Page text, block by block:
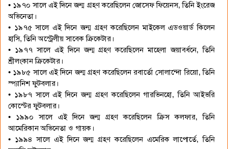
• ১৯৭০ সালে এই দিনে জন্ম গ্রহণ করেছিলেন জোসেফ ফিয়েনস, তিনি ইংরেজ
অভিনেতা।
• ১৯৭৫ সালে এই দিনে জন্ম গ্রহণ করেছিলেন মাইকেল এডওয়ার্ড কিলেন
হাসি, তিনি অস্ট্রেলীয় সাবেক ক্রিকেটার।
• ১৯৭৭ সালে এই দিনে জন্ম গ্রহণ করেছিলেন মাহেলা জয়াবর্ধনে, তিনি
শ্রীলংকান ক্রিকেটার।
• ১৯৮৫ সালে এই দিনে জন্ম গ্রহণ করেছিলেন রবার্তো সোলান্দো রিয়ো, তিনি
স্প্যানিশ ফুটবলার।
• ১৯৮৭ সালে এই দিনে জন্ম গ্রহণ করেছিলেন গারভিনহো, তিনি আইভরি
কোস্টের ফুটবলার।
• ১৯৯০ সালে এই দিনে জন্ম গ্রহণ করেছিলেন ক্রিস কলফার, তিনি
আমেরিকান অভিনেতা ও গায়ক।
• ১৯৯৪ সালে এই দিনে জন্ম গ্রহণ করেছিলেন এমেরিক লাপোর্তে, তিনি